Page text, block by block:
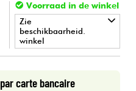
Voorraad in de winkel
Zie
beschikbaarheid.
winkel
par carte bancaire